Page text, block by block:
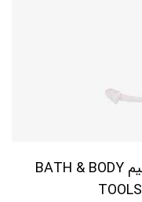
ابزار چندکاره پدیکور فیت آپ اوریفلیم BATH & BODY